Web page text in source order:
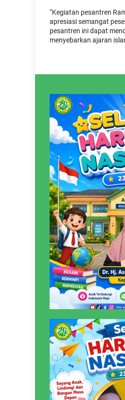
“Kegiatan pesantren
apresiasi semangat
pesantren ini dapat
menyebarkan ajaran